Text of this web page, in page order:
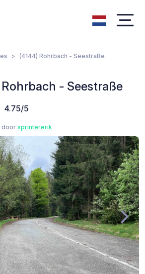
(4144) Rohrbach - Seestraße
Rohrbach - Seestraße
4.75/5
door sprintererik